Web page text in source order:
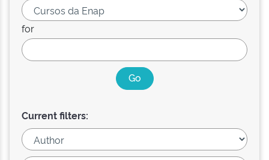
for
Current filters: